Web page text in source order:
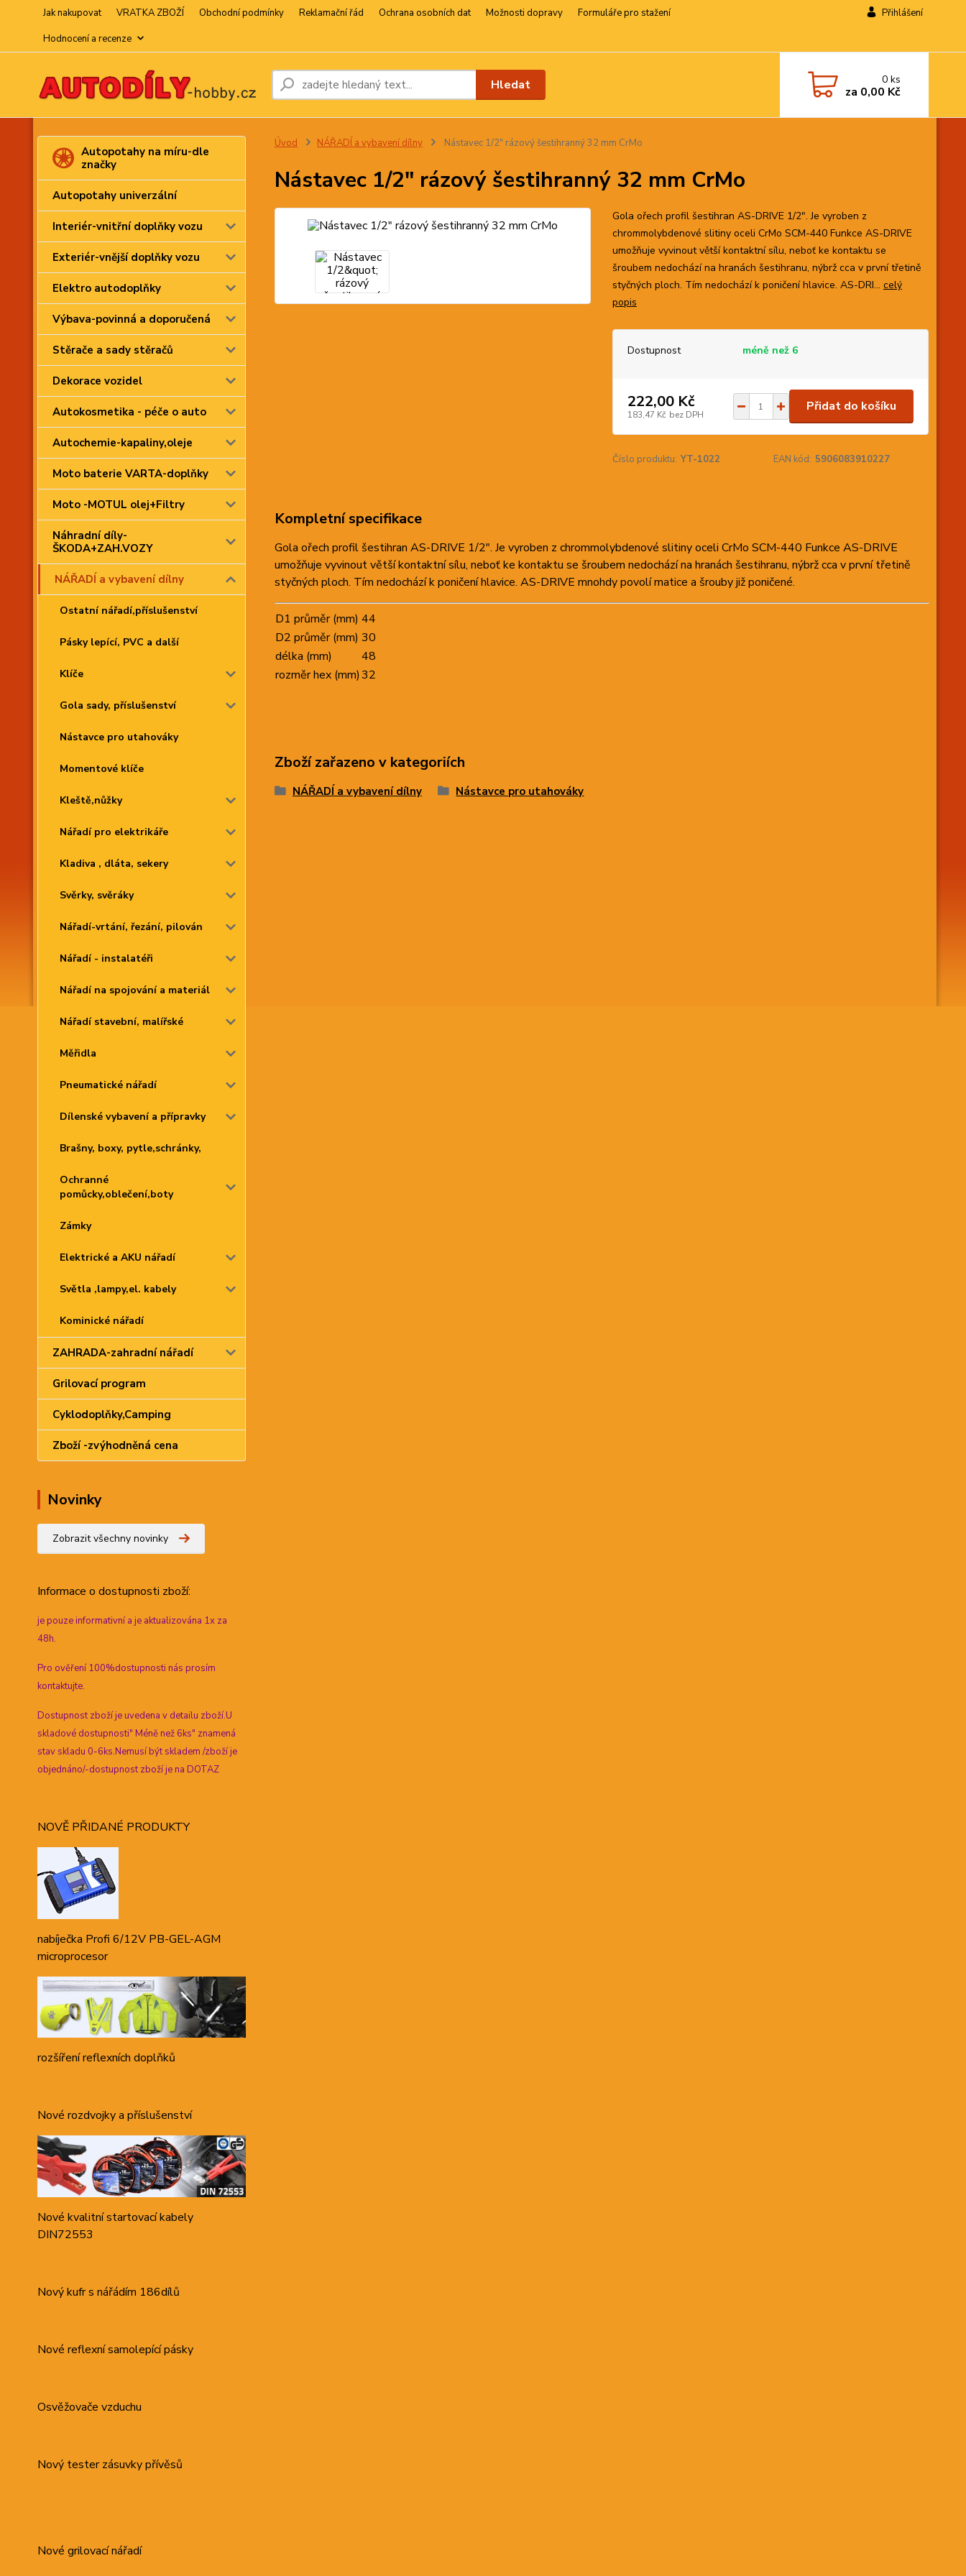
Jak nakupovat VRATKA ZBOŽÍ Obchodní podmínky Reklamační řád Ochrana osobních dat Možnosti dopravy
Formuláře pro stažení
Hodnocení a recenze
Přihlášení
Hledat 0ks
za 0,00 Kč
Autopotahy na míru-dle
značky
Autopotahy univerzální
Interiér-vnitřní doplňky vozu
Exteriér-vnější doplňky vozu
Elektro autodoplňky
Výbava-povinná a doporučená
Stěrače a sady stěračů
Dekorace vozidel
Autokosmetika - péče o auto
Autochemie-kapaliny,oleje
Moto baterie VARTA-doplňky
Moto -MOTUL olej+Filtry
Náhradní díly-
ŠKODA+ZAH.VOZY
NÁŘADÍ a vybavení dílny
Ostatní nářadí,příslušenství
Pásky lepící, PVC a další
Klíče
Gola sady, příslušenství
Nástavce pro utahováky
Momentové klíče
Kleště,nůžky
Nářadí pro elektrikáře
Kladiva , dláta, sekery
Svěrky, svěráky
Nářadí-vrtání, řezání, pilován
Nářadí - instalatéři
Nářadí na spojování a materiál
Nářadí stavební, malířské
Měřidla
Pneumatické nářadí
Dílenské vybavení a přípravky
Brašny, boxy, pytle,schránky,
Ochranné
pomůcky,oblečení,boty
Zámky
Elektrické a AKU nářadí
Světla ,lampy,el. kabely
Kominické nářadí
ZAHRADA-zahradní nářadí
Grilovací program
Cyklodoplňky,Camping
Zboží -zvýhodněná cena
Novinky
Zobrazit všechny novinky
Informace o dostupnosti zboží:
je pouze informativní a je aktualizována 1x za
48h.
Pro ověření 100%dostupnosti nás prosím
kontaktujte.
Dostupnost zboží je uvedena v detailu zboží.U
skladové dostupnosti" Méně než 6ks" znamená
stav skladu 0-6ks.Nemusí být skladem /zboží je
objednáno/-dostupnost zboží je na DOTAZ
NOVĚ PŘIDANÉ PRODUKTY
nabíječka Profi 6/12V PB-GEL-AGM
microprocesor
rozšíření reflexních doplňků
Nové rozdvojky a příslušenství
Nové kvalitní startovací kabely
DIN72553
Nový kufr s nářádím 186dílů
Nové reflexní samolepící pásky
Osvěžovače vzduchu
Nový tester zásuvky přívěsů
Nové grilovací nářadí
Úvod NÁŘADÍ a vybavení dílny Nástavec 1/2" rázový šestihranný 32 mm CrMo
Nástavec 1/2" rázový šestihranný 32 mm CrMo
Gola ořech profil šestihran AS-DRIVE 1/2". Je vyroben z
chrommolybdenové slitiny oceli CrMo SCM-440 Funkce AS-DRIVE
umožňuje vyvinout větší kontaktní sílu, neboť ke kontaktu se
šroubem nedochází na hranách šestihranu, nýbrž cca v první třetině
styčných ploch. Tím nedochází k poničení hlavice. AS-DRI... celý
popis
Dostupnost méně než 6
222,00 Kč
183,47 Kč bez DPH
Přidat do košíku
Číslo produktu: YT-1022 EAN kód: 5906083910227
Kompletní specifikace
Gola ořech profil šestihran AS-DRIVE 1/2". Je vyroben z chrommolybdenové slitiny oceli CrMo SCM-440 Funkce AS-DRIVE
umožňuje vyvinout větší kontaktní sílu, neboť ke kontaktu se šroubem nedochází na hranách šestihranu, nýbrž cca v první třetině
styčných ploch. Tím nedochází k poničení hlavice. AS-DRIVE mnohdy povolí matice a šrouby již poničené.
D1 průměr (mm) 44
D2 průměr (mm) 30
délka (mm)
48
rozměr hex (mm)32
Zboží zařazeno v kategoriích
NÁŘADÍ a vybavení dílny Nástavce pro utahováky